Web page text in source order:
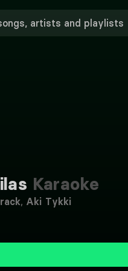
Karaoke
, Aki Tykki